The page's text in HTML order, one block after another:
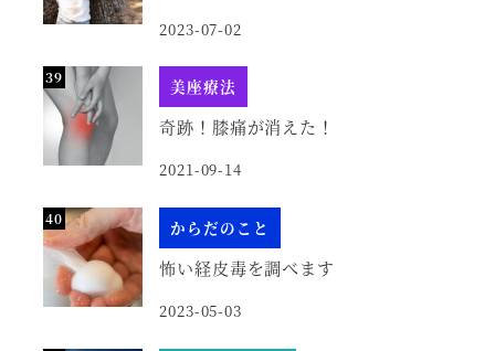
2023-07-02
美座療法
奇跡！膝痛が消えた！
2021-09-14
からだのこと
怖い経皮毒を調べます
2023-05-03